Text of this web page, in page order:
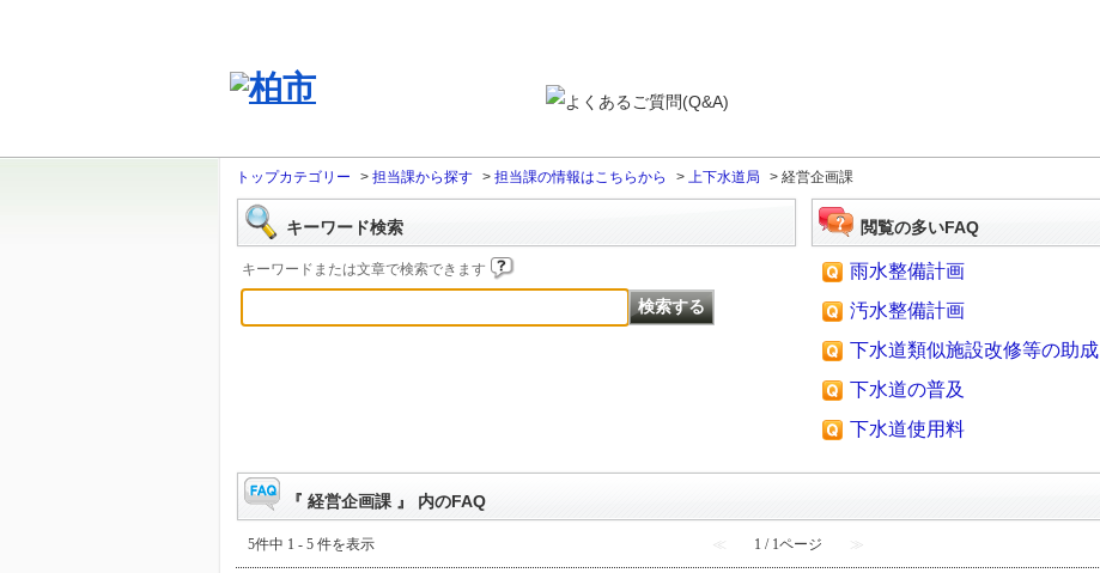
トップカテゴリー > 担当課から探す > 担当課の情報はこちらから > 上下水道局 > 経営企画課
キーワード検索
キーワードまたは文章で検索できます
閲覧の多いFAQ
雨水整備計画
汚水整備計画
下水道類似施設改修等の助成
下水道の普及
下水道使用料
『 経営企画課 』 内のFAQ
5件中 1 - 5 件を表示 ≪ 1 / 1ページ ≫